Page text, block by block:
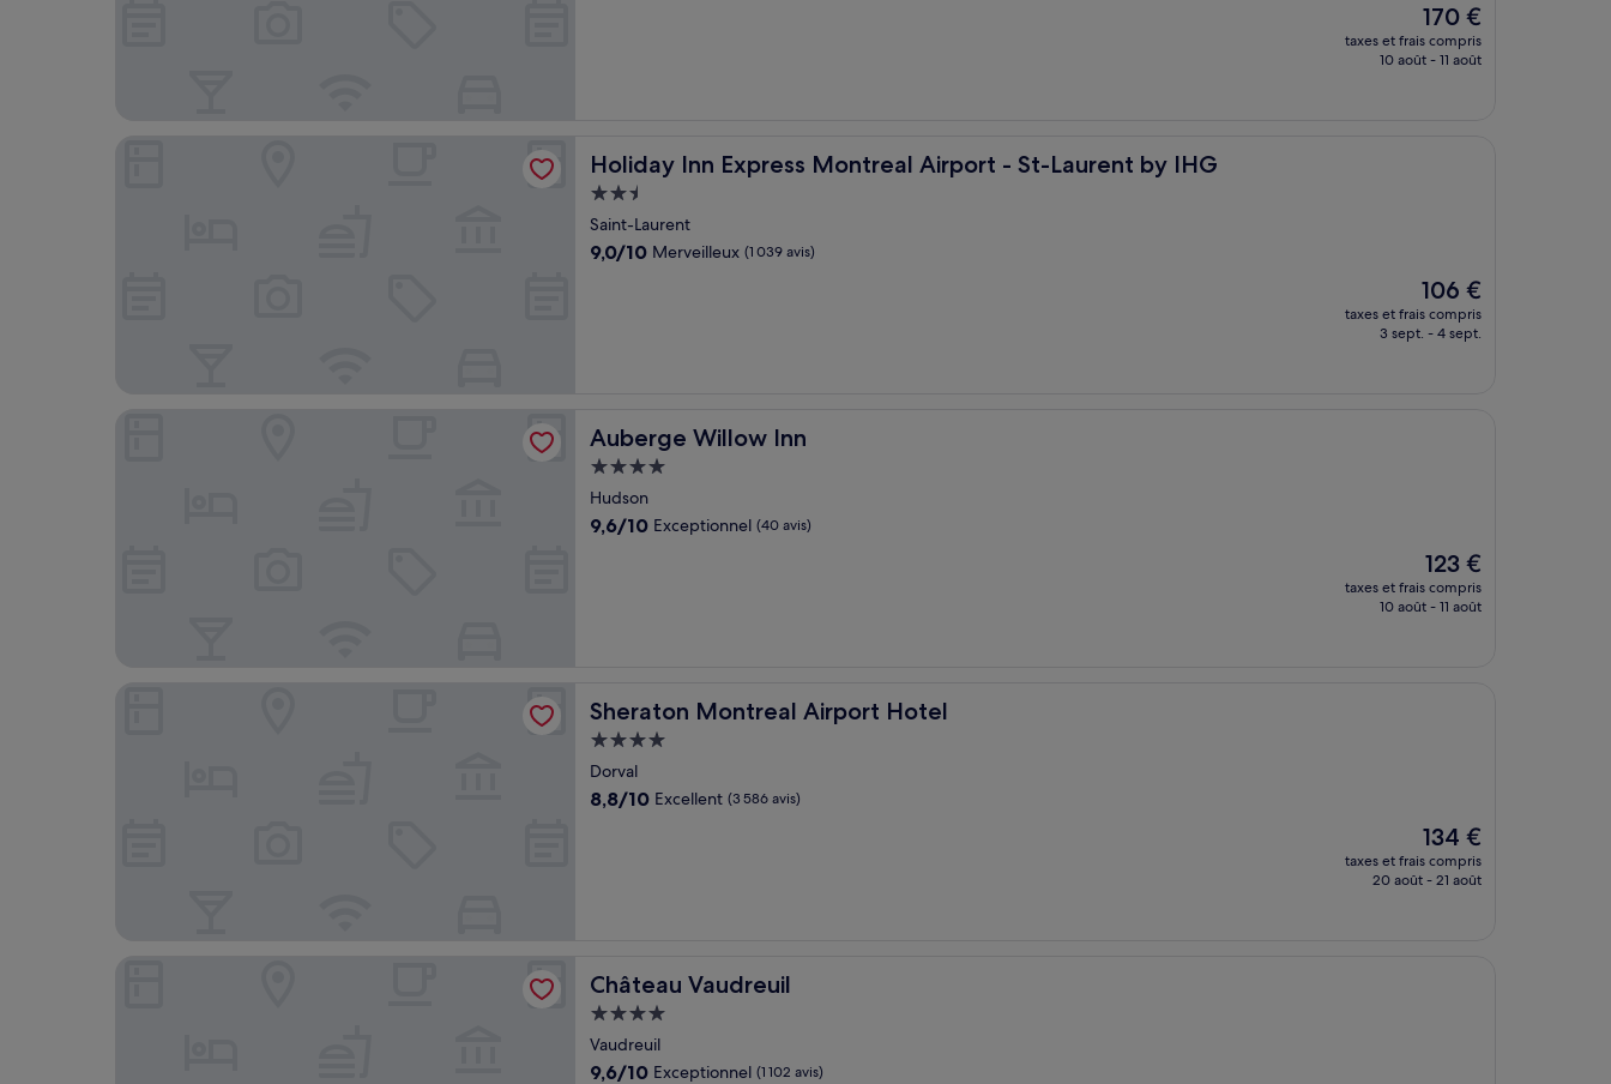
Le
nouveau
prix
170 €
taxes et frais compris
10 août - 11 août
Holiday Inn Express Montreal Airport - St-Laurent by IHG
Holiday Inn Express Montreal Airport - St-Laurent by IHG
Hébergement
2.5 étoiles
Saint-Laurent
9.0
9,0/10 Merveilleux (1 039 avis)
Le
nouveau
prix
106 €
taxes et frais compris
3 sept. - 4 sept.
Holiday Inn Express Montreal Airport - St-Laurent by IHG
Auberge Willow Inn
Auberge Willow Inn
Hébergement
4.0 étoiles
Hudson
9.6
9,6/10 Exceptionnel (40 avis)
Le
nouveau
prix
123 €
taxes et frais compris
10 août - 11 août
Sheraton Montreal Airport Hotel
Sheraton Montreal Airport Hotel
Hébergement
4.0 étoiles
Dorval
8.8
8,8/10 Excellent (3 586 avis)
Le
nouveau
prix
134 €
taxes et frais compris
20 août - 21 août
Château Vaudreuil
Château Vaudreuil
Hébergement
4.0 étoiles
Vaudreuil
9.6
9,6/10 Exceptionnel (1 102 avis)